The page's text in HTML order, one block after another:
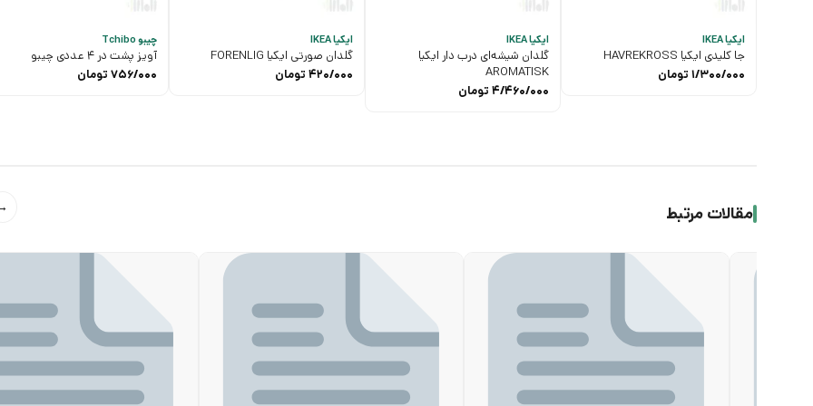
ایکیا IKEA
جا کلیدی ایکیا HAVREKROSS
1/300/000 تومان
ایکیا IKEA
گلدان شیشه‌ای درب دار ایکیا
AROMATISK
4/460/000 تومان
ایکیا IKEA
گلدان صورتی ایکیا FORENLIG
420/000 تومان
چیبو Tchibo
آویز پشت در 4 عددی چیبو
756/000 تومان
مقالات مرتبط